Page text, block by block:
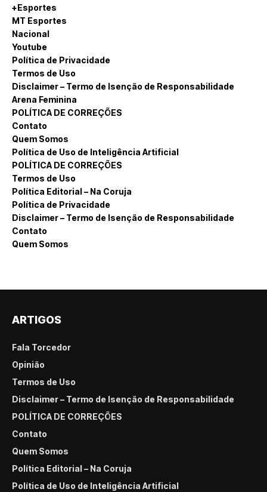
+Esportes
MT Esportes
Nacional
Youtube
Política de Privacidade
Termos de Uso
Disclaimer – Termo de Isenção de Responsabilidade
Arena Feminina
POLÍTICA DE CORREÇÕES
Contato
Quem Somos
Política de Uso de Inteligência Artificial
POLÍTICA DE CORREÇÕES
Termos de Uso
Política Editorial – Na Coruja
Política de Privacidade
Disclaimer – Termo de Isenção de Responsabilidade
Contato
Quem Somos
ARTIGOS
Fala Torcedor
Opinião
Termos de Uso
Disclaimer – Termo de Isenção de Responsabilidade
POLÍTICA DE CORREÇÕES
Contato
Quem Somos
Política Editorial – Na Coruja
Política de Uso de Inteligência Artificial